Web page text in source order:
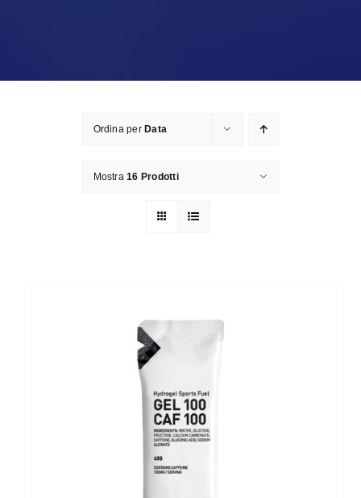
Ordina per Data
Mostra16 Prodotti